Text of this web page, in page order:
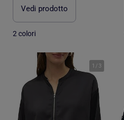
Vedi prodotto
2 colori
1 / 3